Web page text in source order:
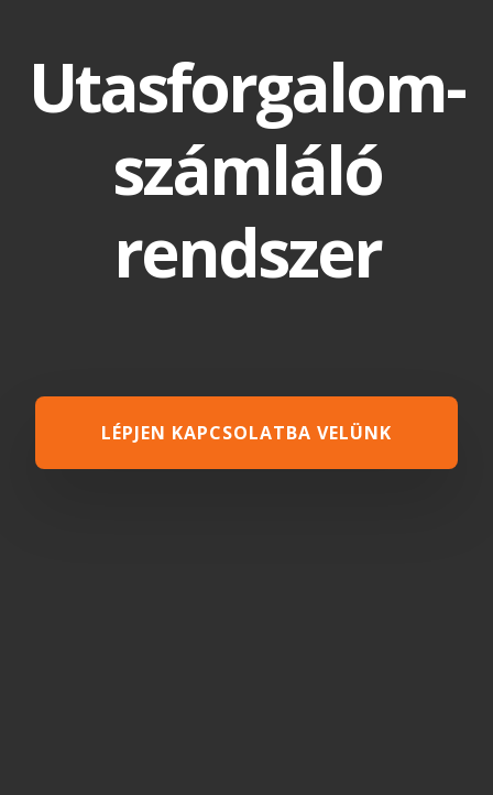
Utasforgalom-
számláló
rendszer
LÉPJEN KAPCSOLATBA VELÜNK